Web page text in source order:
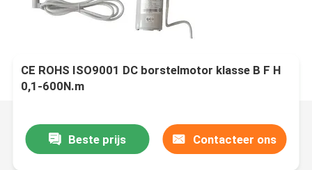
CE ROHS ISO9001 DC borstelmotor klasse B F H
0,1-600N.m
Beste prijs Contacteer ons